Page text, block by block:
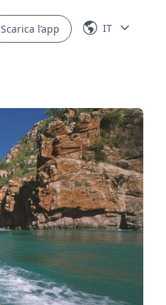
Scarica l’app IT